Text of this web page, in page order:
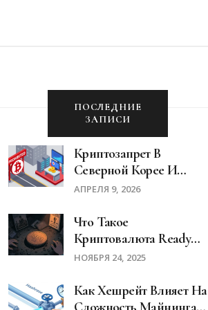
ПОСЛЕДНИЕ
ЗАПИСИ
Криптозапрет В
Северной Корее И
Государственные
Пхеньян Обходит
Санкции
АПРЕЛЯ 9, 2026
Что Такое
Криптовалюта Ready
Player One (RP1):
НОЯБРЯ 24, 2025
Как Хешрейт Влияет На